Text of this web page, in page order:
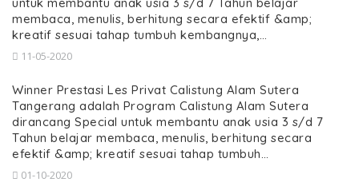
membaca, menulis, berhitung secara efektif &amp;
kreatif sesuai tahap tumbuh kembangnya,…
11-05-2020
Winner Prestasi Les Privat Calistung Alam Sutera
Tangerang adalah Program Calistung Alam Sutera
dirancang Special untuk membantu anak usia 3 s/d 7
Tahun belajar membaca, menulis, berhitung secara
efektif &amp; kreatif sesuai tahap tumbuh…
01-10-2020